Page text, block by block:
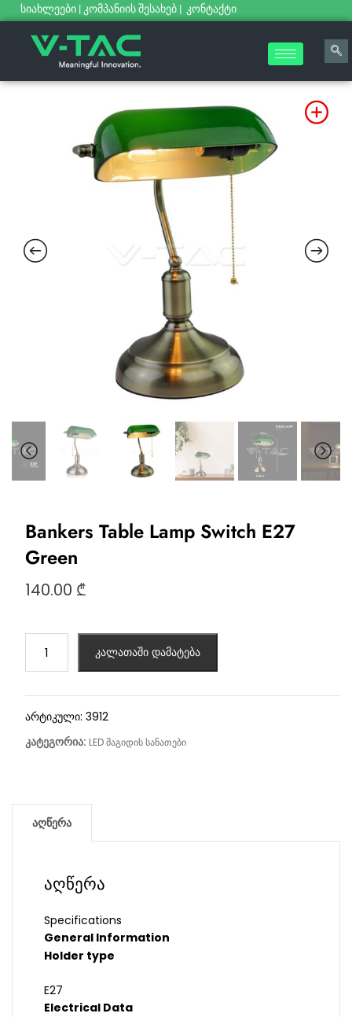
სიახლეები | კომპანიის შესახებ | კონტაქტი
Bankers Table Lamp Switch E27
Green
140.00 ₾
კალათაში დამატება
არტიკული: 3912
კატეგორია: LED მაგიდის სანათები
აღწერა
აღწერა
Specifications
General Information
Holder type
E27
Electrical Data